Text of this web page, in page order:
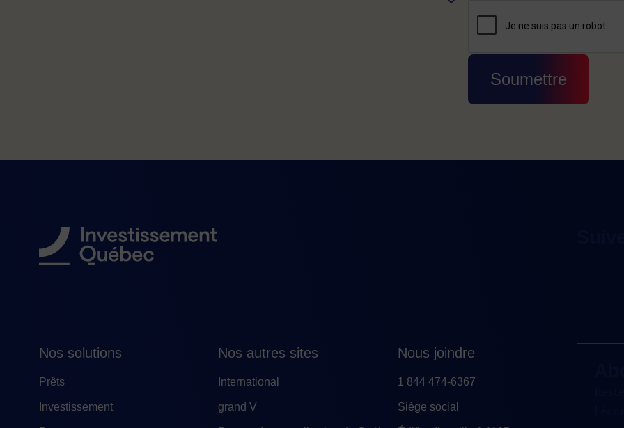
CAPTCHA
Cette question sert à
Soumettre
Nos solutions
Prêts
Investissement
Nos autres sites
International
grand V
Nous joindre
1 844 474-6367
Siège social